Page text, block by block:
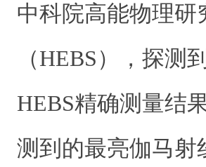
中科院高能物理
（HEBS），探
HEBS精确测量结
测到的最亮伽马射